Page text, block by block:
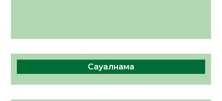
Сауалнама